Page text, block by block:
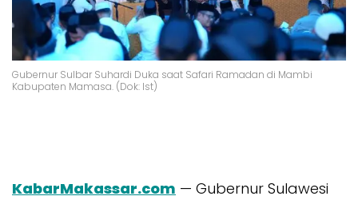
Gubernur Sulbar Suhardi Duka saat Safari Ramadan di Mambi
Kabupaten Mamasa. (Dok: Ist)
KabarMakassar.com — Gubernur Sulawesi